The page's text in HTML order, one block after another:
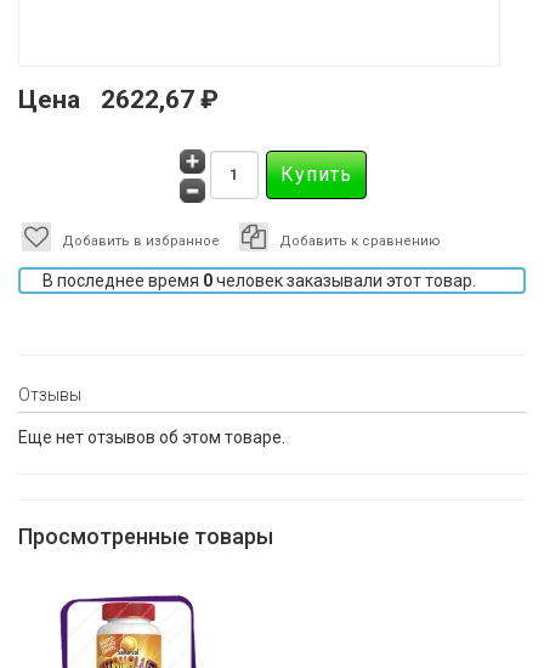
Цена 2622,67 ₽
Добавить в избранное Добавить к сравнению
В последнее время 0человек заказывали этот товар.
Отзывы
Еще нет отзывов об этом товаре.
Просмотренные товары